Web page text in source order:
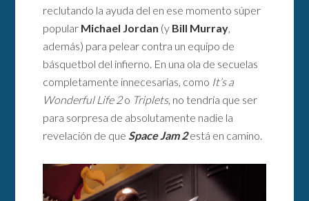
reclutando la ayuda del en ese momento súper
popular Michael Jordan (y Bill Murray,
además) para pelear contra un equipo de
básquetbol del infierno. En una ola de secuelas
completamente innecesarias, como It’s a
Wonderful Life 2o Triplets, no tendría que ser
para sorpresa de absolutamente nadie la
revelación de queSpace Jam 2está en camino.